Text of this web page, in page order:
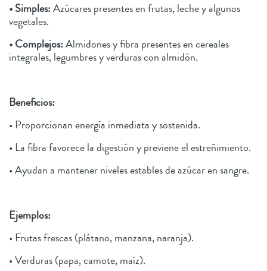
• Simples:Azúcares presentes en frutas, leche y algunos
vegetales.
• Complejos:Almidones y fibra presentes en cereales
integrales, legumbres y verduras con almidón.
Beneficios:
• Proporcionan energía inmediata y sostenida.
• La fibra favorece la digestión y previene el estreñimiento.
• Ayudan a mantener niveles estables de azúcar en sangre.
Ejemplos:
• Frutas frescas (plátano, manzana, naranja).
• Verduras (papa, camote, maíz).